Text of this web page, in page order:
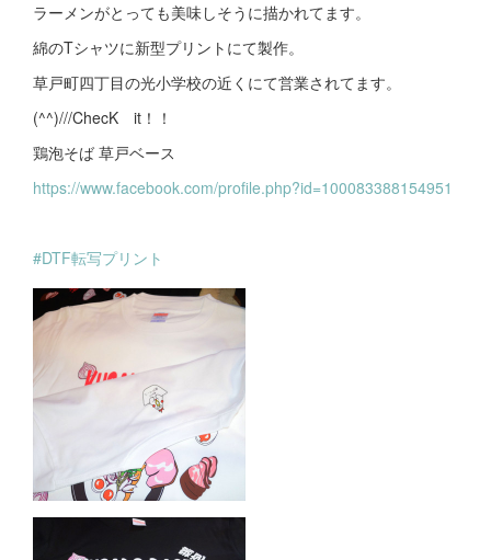
ラーメンがとっても美味しそうに描かれてます。
綿のTシャツに新型プリントにて製作。
草戸町四丁目の光小学校の近くにて営業されてます。
(^^)///ChecK it！！
鶏泡そば 草戸ベース
https://www.facebook.com/profile.php?id=100083388154951
#DTF転写プリント